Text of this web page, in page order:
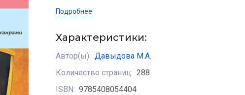
Подробнее
Характеристики:
Автор(ы): Давыдова М.А.
Количество страниц: 288
ISBN: 9785408054404